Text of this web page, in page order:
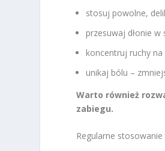
stosuj powolne,
przesuwaj dłonie w
koncentruj ruchy
unikaj bólu –
Warto również
zabiegu.
Regularne